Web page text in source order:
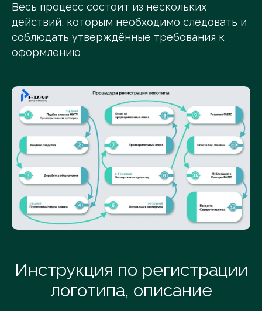
Весь процесс состоит из нескольких
действий, которым необходимо следовать и
соблюдать утверждённые требования к
оформлению
Инструкция по регистрации
логотипа, описание